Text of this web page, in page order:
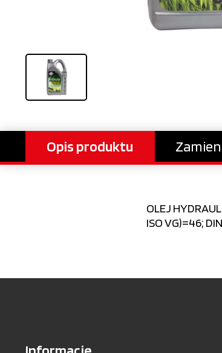
Opis produktu
OLEJ
ISO VG)=46;